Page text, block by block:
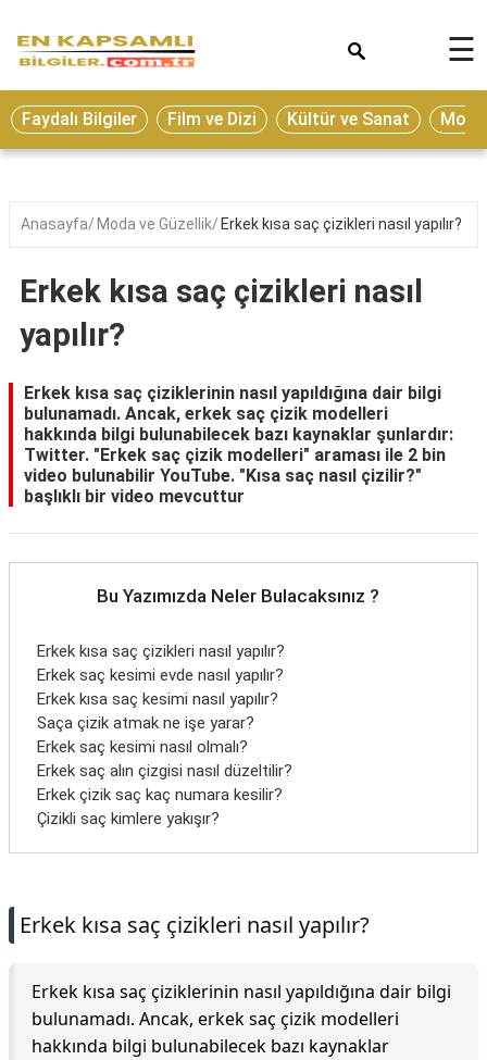
Eğitim
Ekonomi
Seyahat
Oyun
Yaşam
Hukuk
Blog
☰
Faydalı Bilgiler Film ve Dizi Kültür ve Sanat
Anasayfa Moda ve Güzellik Erkek kısa saç çizikleri nasıl yapılır?
Erkek kısa saç çizikleri nasıl
yapılır?
Erkek kısa saç çiziklerinin nasıl yapıldığına dair bilgi
bulunamadı. Ancak, erkek saç çizik modelleri
hakkında bilgi bulunabilecek bazı kaynaklar şunlardır:
Twitter. "Erkek saç çizik modelleri" araması ile 2 bin
video bulunabilir YouTube. "Kısa saç nasıl çizilir?"
başlıklı bir video mevcuttur
Bu Yazımızda Neler Bulacaksınız ?
Erkek kısa saç çizikleri nasıl yapılır?
Erkek saç kesimi evde nasıl yapılır?
Erkek kısa saç kesimi nasıl yapılır?
Saça çizik atmak ne işe yarar?
Erkek saç kesimi nasıl olmalı?
Erkek saç alın çizgisi nasıl düzeltilir?
Erkek çizik saç kaç numara kesilir?
Çizikli saç kimlere yakışır?
Erkek kısa saç çizikleri nasıl yapılır?
Erkek kısa saç çiziklerinin nasıl yapıldığına dair bilgi
bulunamadı. Ancak, erkek saç çizik modelleri
hakkında bilgi bulunabilecek bazı kaynaklar